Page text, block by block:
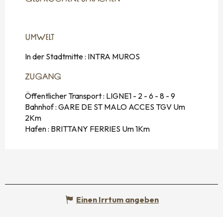
UMWELT
UMWELT
In der Stadtmitte : INTRA MUROS
ZUGANG
ZUGANG
Öffentlicher Transport : LIGNE1 - 2 - 6 - 8 - 9
Bahnhof : GARE DE ST MALO ACCES TGV Um
2Km
Hafen : BRITTANY FERRIES Um 1Km
Einen Irrtum angeben